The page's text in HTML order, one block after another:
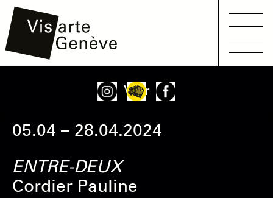
principal
Voir
05.04 – 28.04.2024
ENTRE-DEUX
Cordier Pauline